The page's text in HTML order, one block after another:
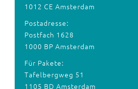
1012 CE Amsterdam
Postadresse:
Postfach 1628
1000 BP Amsterdam
Für Pakete:
Tafelbergweg 51
1105 BD Amsterdam